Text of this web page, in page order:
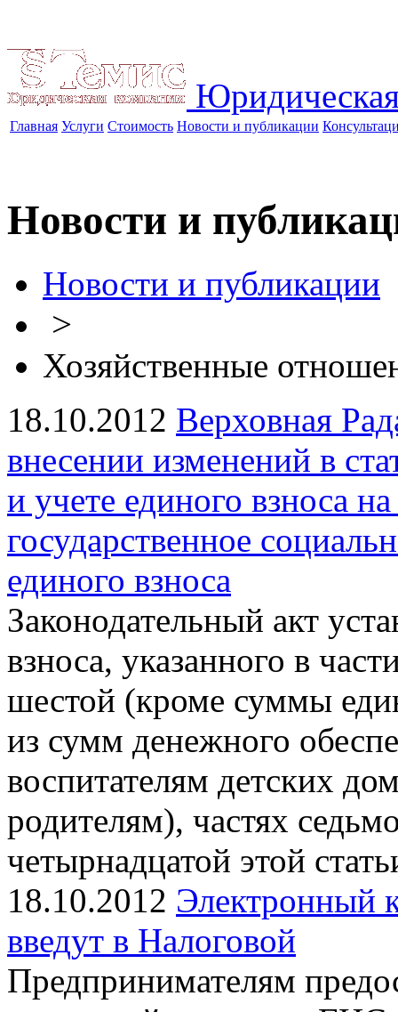
Главная Услуги Стоимость Новости и публикации
Новости и
Новости и публикации
>
Хозяйственные
18.10.2012 Верховная
внесении изменений в
и учете единого взноса
государственное
единого взноса
Законодательный акт
взноса, указанного в
шестой (кроме суммы
из сумм денежного
воспитателям детских
родителям), частях
четырнадцатой этой
18.10.2012 Электронный
введут в Налоговой
Предпринимателям